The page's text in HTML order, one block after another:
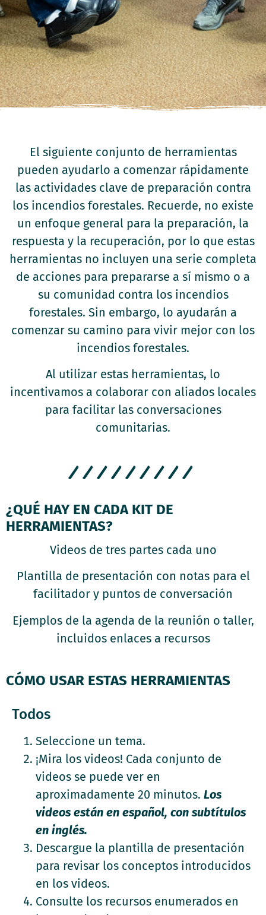
El siguiente conjunto de herramientas
pueden ayudarlo a comenzar rápidamente
las actividades clave de preparación contra
los incendios forestales. Recuerde, no existe
un enfoque general para la preparación, la
respuesta y la recuperación, por lo que estas
herramientas no incluyen una serie completa
de acciones para prepararse a sí mismo o a
su comunidad contra los incendios
forestales. Sin embargo, lo ayudarán a
comenzar su camino para vivir mejor con los
incendios forestales.
Al utilizar estas herramientas, lo
incentivamos a colaborar con aliados locales
para facilitar las conversaciones
comunitarias.
/////////
¿QUÉ HAY EN CADA KIT DE
HERRAMIENTAS?
Videos de tres partes cada uno
Plantilla de presentación con notas para el
facilitador y puntos de conversación
Ejemplos de la agenda de la reunión o taller,
incluidos enlaces a recursos
CÓMO USAR ESTAS HERRAMIENTAS
Todos
Seleccione un tema.
¡Mira los videos! Cada conjunto de
videos se puede ver en
aproximadamente 20 minutos. Los
videos están en español, con subtítulos
en inglés.
Descargue la plantilla de presentación
para revisar los conceptos introducidos
en los videos.
Consulte los recursos enumerados en